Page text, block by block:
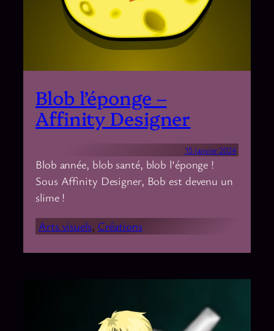
Blob l’éponge –
Affinity Designer
15 janvier 2024
Blob année, blob santé, blob l’éponge !
Sous Affinity Designer, Bob est devenu un
slime !
Arts visuels, Créations